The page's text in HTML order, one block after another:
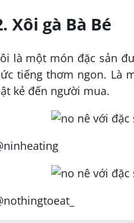
Xôi gà Bà Bé
là một món đặc sản
tiếng thơm ngon. Là
kẻ đến người mua.